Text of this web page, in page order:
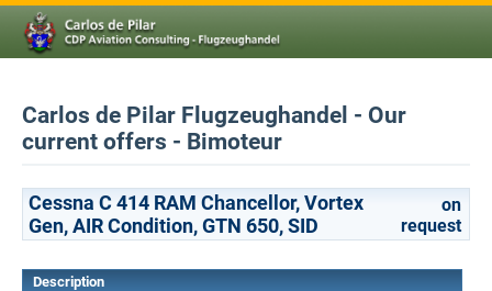
Carlos de Pilar Flugzeughandel - Our
current offers - Bimoteur
Cessna C 414 RAM Chancellor, Vortex
Gen, AIR Condition, GTN 650, SID
on
request
Description